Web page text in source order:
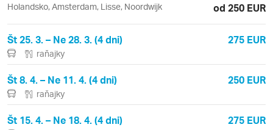
Holandsko, Amsterdam, Lisse, Noordwijk od 250 EUR
Št 25. 3. – Ne 28. 3. (4 dni) 275 EUR
raňajky
Št 8. 4. – Ne 11. 4. (4 dni) 250 EUR
raňajky
Št 15. 4. – Ne 18. 4. (4 dni) 275 EUR